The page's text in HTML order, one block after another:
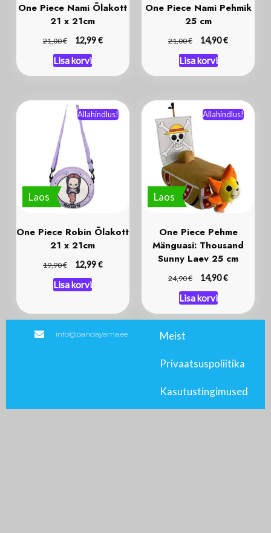
One Piece Nami Õlakott
21 x 21cm
21,00€ 12,99€
Lisa korvi
One Piece Nami Pehmik
25 cm
21,00€ 14,90€
Lisa korvi
Laos
Allahindlus!
One Piece Robin Õlakott
21 x 21cm
19,90€ 12,99€
Lisa korvi
Laos
Allahindlus!
One Piece Pehme
Mänguasi: Thousand
Sunny Laev 25 cm
24,90€ 14,90€
Lisa korvi
info@pandayama.ee Meist
Privaatsuspoliitika
Kasutustingimused